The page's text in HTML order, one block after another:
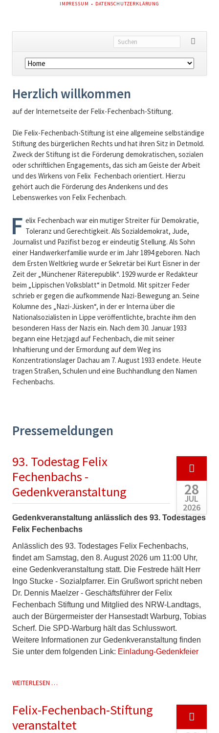
NAVIGATION
IMPRESSUM DATENSCHUTZERKLÄRUNG
Navigation
überspringen
Herzlich willkommen
auf der Internetseite der Felix-Fechenbach-Stiftung.
Die Felix-Fechenbach-Stiftung ist eine allgemeine selbständige
Stiftung des bürgerlichen Rechts und hat ihren Sitz in Detmold.
Zweck der Stiftung ist die Förderung demokratischen, sozialen
oder schriftlichen Engagements, das sich am Geiste der Arbeit
und des Wirkens von Felix Fechenbach orientiert. Hierzu
gehört auch die Förderung des Andenkens und des
Lebenswerkes von Felix Fechenbach.
F elix Fechenbach war ein mutiger Streiter für Demokratie,
Toleranz und Gerechtigkeit. Als Sozialdemokrat, Jude,
Journalist und Pazifist bezog er eindeutig Stellung. Als Sohn
einer Handwerkerfamilie wurde er im Jahr 1894 geboren. Nach
dem Ersten Weltkrieg wurde er Sekretär bei Kurt Eisner in der
Zeit der „Münchener Räterepublik“. 1929 wurde er Redakteur
beim „Lippischen Volksblatt“ in Detmold. Mit spitzer Feder
schrieb er gegen die aufkommende Nazi-Bewegung an. Seine
Kolumne des „Nazi-Jüsken“, in der er Interna über die
Nationalsozialisten in Lippe veröffentlichte, brachte ihm den
besonderen Hass der Nazis ein. Nach dem 30. Januar 1933
begann eine Hetzjagd auf Fechenbach, die mit seiner
Inhaftierung und der Ermordung auf dem Weg ins
Konzentrationslager Dachau am 7. August 1933 endete. Heute
tragen Straßen, Schulen und eine Buchhandlung den Namen
Fechenbachs.
Pressemeldungen
93. Todestag Felix
Fechenbachs -
Gedenkveranstaltung
28
JUL
2026
Gedenkveranstaltung anlässlich des 93. Todestages
Felix Fechenbachs
Anlässlich des 93. Todestages Felix Fechenbachs,
findet am Samstag, den 8. August 2026 um 11:00 Uhr,
eine Gedenkveranstaltung statt. Die Festrede hält Herr
Ingo Stucke - Sozialpfarrer. Ein Grußwort spricht neben
Dr. Dennis Maelzer - Geschäftsführer der Felix
Fechenbach Stiftung und Mitglied des NRW-Landtags,
auch der Bürgermeister der Hansestadt Warburg, Tobias
Scherf. Die SPD-Warburg hält das Schlusswort.
Weitere Informationen zur Gedenkveranstaltung finden
Sie unter dem folgenden Link: Einladung-Gedenkfeier
WEITERLESEN …93.
FECHENBACHS
-
GEDENKVERANSTALTUNG
Felix-Fechenbach-Stiftung
veranstaltet